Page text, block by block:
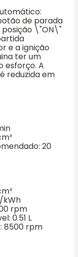
de parada
\"ON\"
e a ignição
ter um
esforço. A
reduzida em
20
kWh
rpm
0.51 L
8500 rpm